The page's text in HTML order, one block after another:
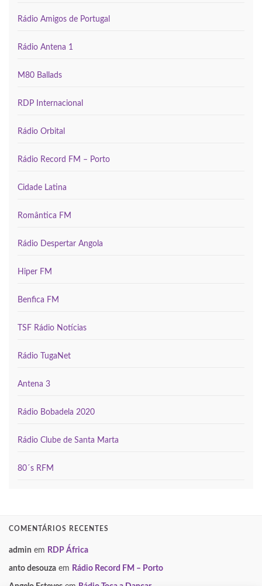
Rádio Amigos de Portugal
Rádio Antena 1
M80 Ballads
RDP Internacional
Rádio Orbital
Rádio Record FM – Porto
Cidade Latina
Romântica FM
Rádio Despertar Angola
Hiper FM
Benfica FM
TSF Rádio Notícias
Rádio TugaNet
Antena 3
Rádio Bobadela 2020
Rádio Clube de Santa Marta
80´s RFM
COMENTÁRIOS RECENTES
admin em RDP África
anto desouza em Rádio Record FM – Porto